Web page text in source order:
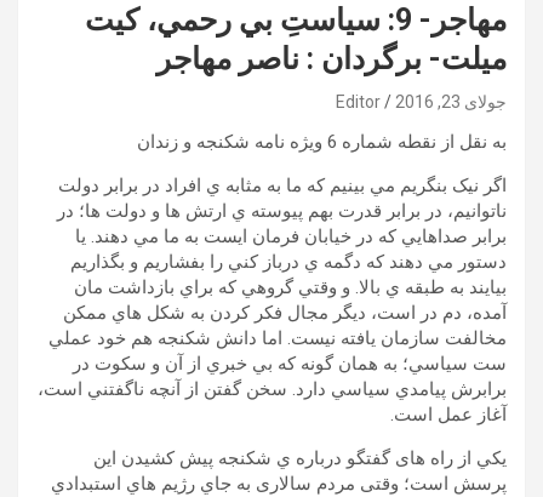
مهاجر- 9: سياستِ بي رحمي، کيت
ميلت- برگردان : ناصر مهاجر
جولای 23, 2016 Editor
به نقل از نقطه شماره 6 ويژه نامه شکنجه و زندان
اگر نيک بنگريم مي بينيم که ما به مثابه ي افراد در برابر دولت
ناتوانيم، در برابر قدرت بهم پيوسته ي ارتش ها و دولت ها؛ در
برابر صداهايي که در خيابان فرمان ايست به ما مي دهند. يا
دستور مي دهند که دگمه ي درباز کني را بفشاريم و بگذاريم
بيايند به طبقه ي بالا. و وقتي گروهي که براي بازداشت مان
آمده، دم در است، ديگر مجال فکر کردن به شکل هاي ممکن
مخالفت سازمان يافته نيست. اما دانش شکنجه هم خود عملي
ست سياسي؛ به همان گونه که بي خبري از آن و سکوت در
برابرش پيامدي سياسي دارد. سخن گفتن از آنچه ناگفتني است،
آغاز عمل است.
يکي از راه های گفتگو درباره ي شکنجه پيش کشيدن اين
پرسش است؛ وقتی مردم سالاری به جاي رژيم هاي استبدادي